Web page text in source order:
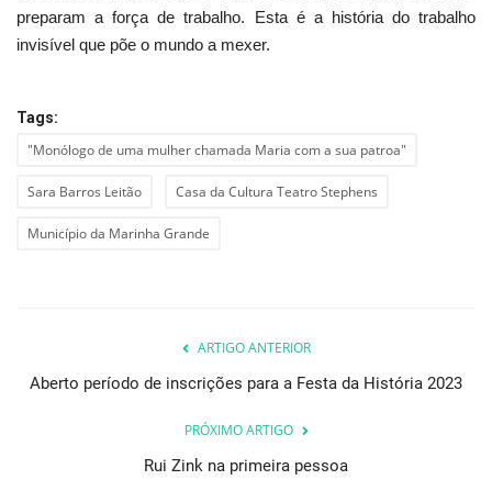
preparam a força de trabalho. Esta é a história do trabalho
invisível que põe o mundo a mexer.
Tags:
"Monólogo de uma mulher chamada Maria com a sua patroa"
Sara Barros Leitão Casa da Cultura Teatro Stephens
Município da Marinha Grande
ARTIGO ANTERIOR
Aberto período de inscrições para a Festa da História 2023
PRÓXIMO ARTIGO
Rui Zink na primeira pessoa